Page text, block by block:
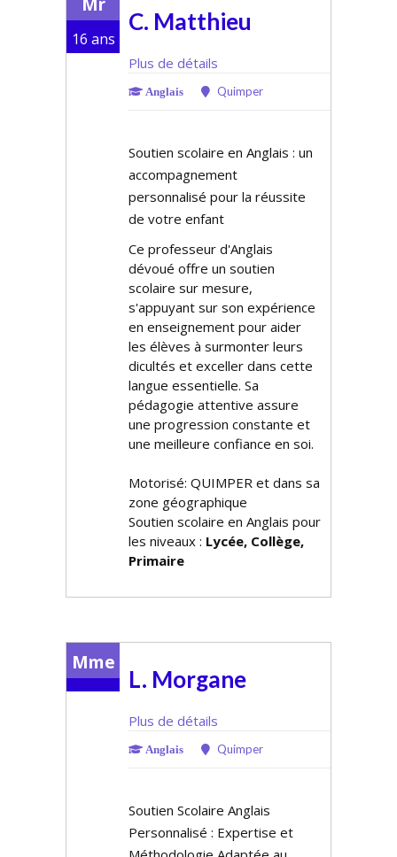
16 ans
C. Matthieu
Plus de détails
Anglais Quimper
Soutien scolaire en Anglais : un
accompagnement
personnalisé pour la réussite
de votre enfant
Ce professeur d'Anglais
dévoué offre un soutien
scolaire sur mesure,
s'appuyant sur son expérience
en enseignement pour aider
les élèves à surmonter leurs
difficultés et exceller dans cette
langue essentielle. Sa
pédagogie attentive assure
une progression constante et
une meilleure confiance en soi.
Motorisé: QUIMPER et dans sa
zone géographique
Soutien scolaire en Anglais pour
les niveaux : Lycée, Collège,
Primaire
Mme
L. Morgane
Plus de détails
Anglais Quimper
Soutien Scolaire Anglais
Personnalisé : Expertise et